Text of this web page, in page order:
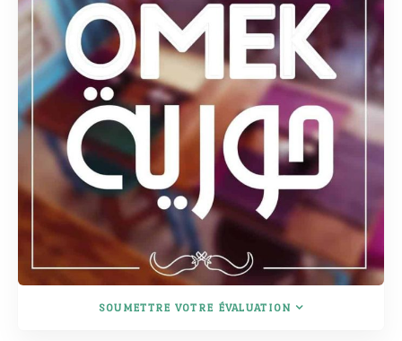
SOUMETTRE VOTRE ÉVALUATION